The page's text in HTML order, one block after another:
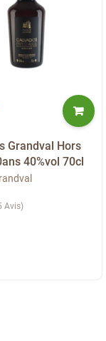
Grandval Hors
40%vol 70cl
Avis)